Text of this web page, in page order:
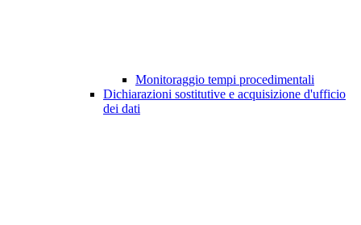
Monitoraggio tempi procedimentali
Dichiarazioni sostitutive e acquisizione d'ufficio
dei dati